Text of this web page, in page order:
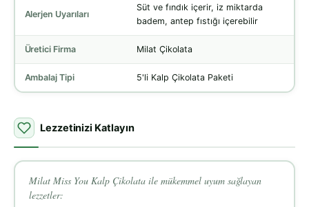
Alerjen Uyarıları
Süt ve fındık içerir, iz miktarda
badem, antep fıstığı içerebilir
Üretici Firma Milat Çikolata
Ambalaj Tipi 5'li Kalp Çikolata Paketi
Lezzetinizi Katlayın
Milat Miss You Kalp Çikolata ile mükemmel uyum sağlayan
lezzetler: